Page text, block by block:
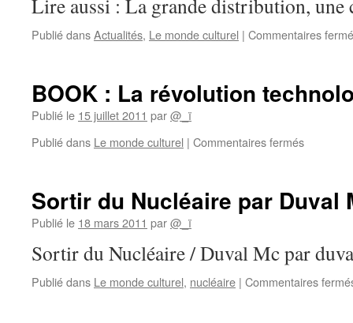
Wagon
Heureux
Lire aussi : La grande distribution, une
Publié dansActualités, Le monde culturel | Commentaires
BOOK : La révolution
Publié le 15 juillet 2011 par@_ï
Publié dans Le monde culturel | Commentaires ferméssur
révolution
Sortir du Nucléaire par Duval
Publié le 18 mars 2011 par@_ï
Sortir du Nucléaire / Duval Mc par
Publié dans Le monde culturel, nucléaire | Commentaires